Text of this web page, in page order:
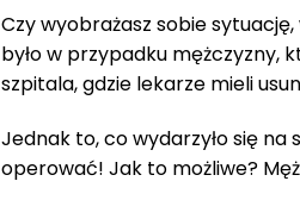
Czy wyobrażasz sobie
było w przypadku mężczyzny,
szpitala, gdzie lekarze mieli
Jednak to, co wydarzyło się na
operować! Jak to możliwe?